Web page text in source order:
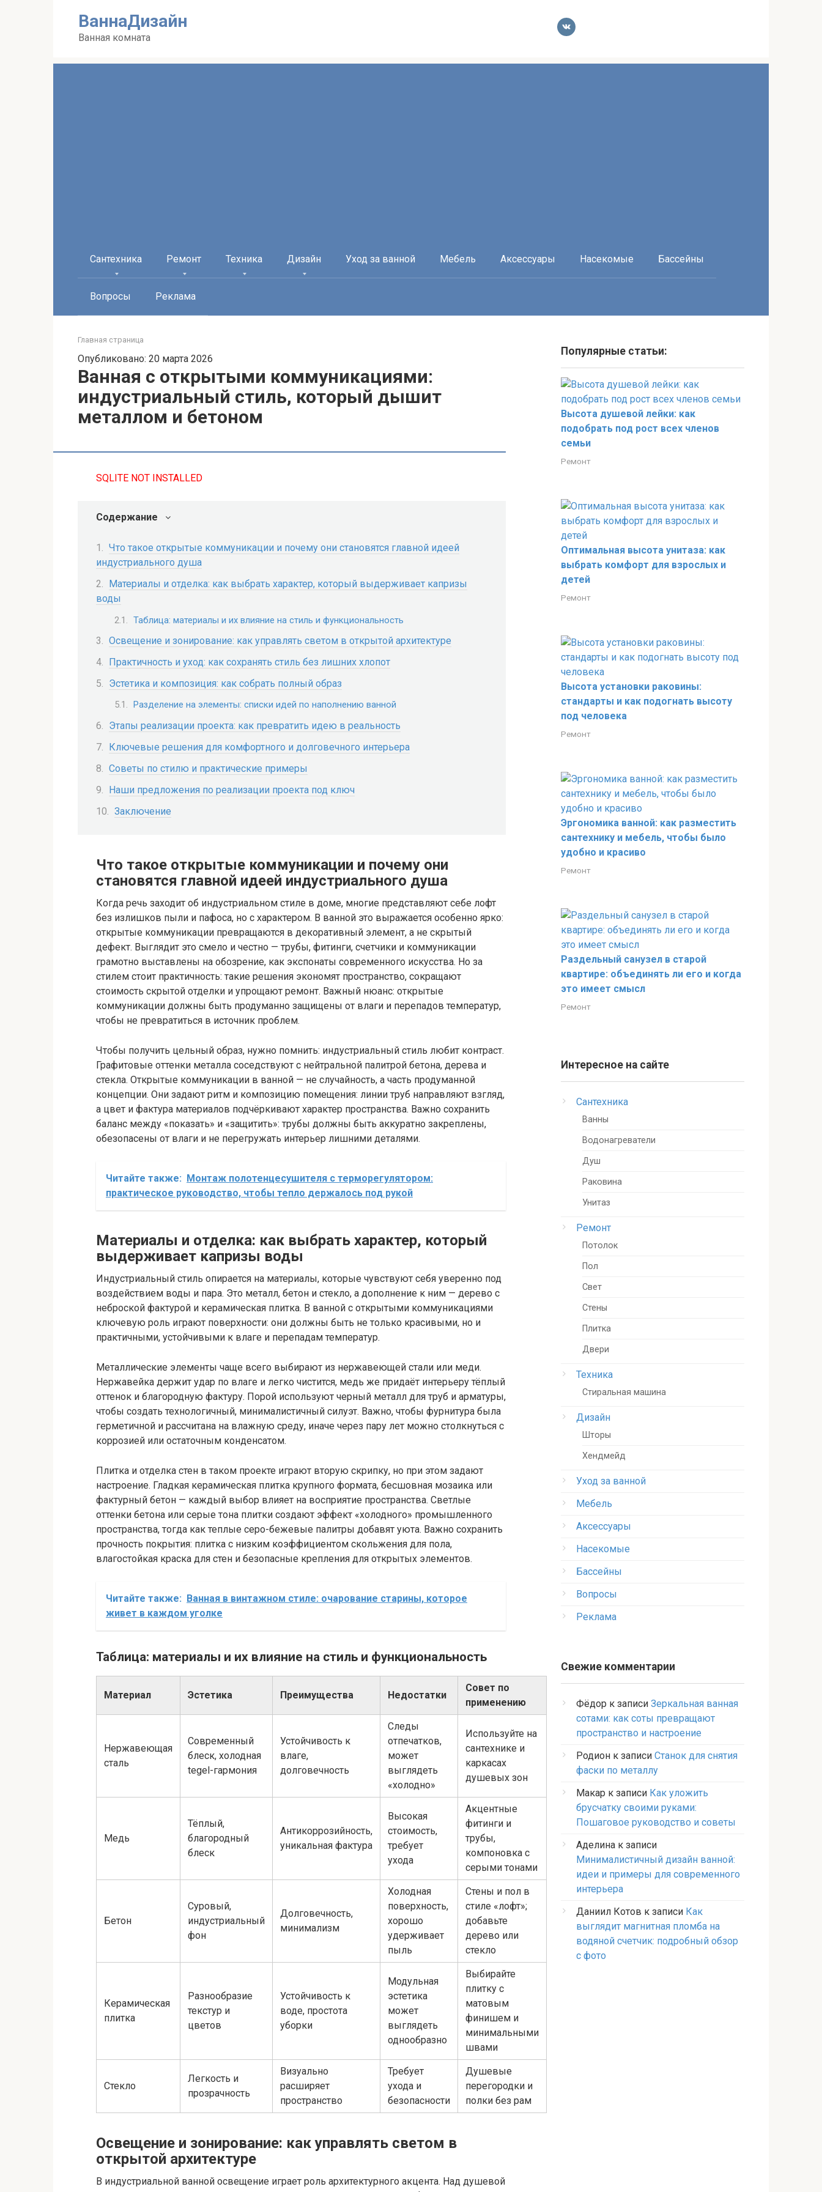
ВаннаДизайн
Ванная комната
Сантехника Ремонт Техника Дизайн Уход за ванной Мебель Аксессуары Насекомые Бассейны
Вопросы Реклама
Главная страница
Опубликовано: 20 марта 2026
Ванная с открытыми коммуникациями:
индустриальный стиль, который дышит
металлом и бетоном
SQLITE NOT INSTALLED
Содержание
Что такое открытые коммуникации и почему они становятся главной идеей
индустриального душа
Материалы и отделка: как выбрать характер, который выдерживает капризы
воды
Таблица: материалы и их влияние на стиль и функциональность
Освещение и зонирование: как управлять светом в открытой архитектуре
Практичность и уход: как сохранять стиль без лишних хлопот
Эстетика и композиция: как собрать полный образ
Разделение на элементы: списки идей по наполнению ванной
Этапы реализации проекта: как превратить идею в реальность
Ключевые решения для комфортного и долговечного интерьера
Советы по стилю и практические примеры
Наши предложения по реализации проекта под ключ
Заключение
Что такое открытые коммуникации и почему они
становятся главной идеей индустриального душа
Когда речь заходит об индустриальном стиле в доме, многие представляют себе лофт
без излишков пыли и пафоса, но с характером. В ванной это выражается особенно ярко:
открытые коммуникации превращаются в декоративный элемент, а не скрытый
дефект. Выглядит это смело и честно — трубы, фитинги, счетчики и коммуникации
грамотно выставлены на обозрение, как экспонаты современного искусства. Но за
стилем стоит практичность: такие решения экономят пространство, сокращают
стоимость скрытой отделки и упрощают ремонт. Важный нюанс: открытые
коммуникации должны быть продуманно защищены от влаги и перепадов температур,
чтобы не превратиться в источник проблем.
Чтобы получить цельный образ, нужно помнить: индустриальный стиль любит контраст.
Графитовые оттенки металла соседствуют с нейтральной палитрой бетона, дерева и
стекла. Открытые коммуникации в ванной — не случайность, а часть продуманной
концепции. Они задают ритм и композицию помещения: линии труб направляют взгляд,
а цвет и фактура материалов подчёркивают характер пространства. Важно сохранить
баланс между «показать» и «защитить»: трубы должны быть аккуратно закреплены,
обезопасены от влаги и не перегружать интерьер лишними деталями.
Читайте также:
Монтаж полотенцесушителя с терморегулятором:
практическое руководство, чтобы тепло держалось под рукой
Материалы и отделка: как выбрать характер, который
выдерживает капризы воды
Индустриальный стиль опирается на материалы, которые чувствуют себя уверенно под
воздействием воды и пара. Это металл, бетон и стекло, а дополнение к ним — дерево с
неброской фактурой и керамическая плитка. В ванной с открытыми коммуникациями
ключевую роль играют поверхности: они должны быть не только красивыми, но и
практичными, устойчивыми к влаге и перепадам температур.
Металлические элементы чаще всего выбирают из нержавеющей стали или меди.
Нержавейка держит удар по влаге и легко чистится, медь же придаёт интерьеру тёплый
оттенок и благородную фактуру. Порой используют черный металл для труб и арматуры,
чтобы создать технологичный, минималистичный силуэт. Важно, чтобы фурнитура была
герметичной и рассчитана на влажную среду, иначе через пару лет можно столкнуться с
коррозией или остаточным конденсатом.
Плитка и отделка стен в таком проекте играют вторую скрипку, но при этом задают
настроение. Гладкая керамическая плитка крупного формата, бесшовная мозаика или
фактурный бетон — каждый выбор влияет на восприятие пространства. Светлые
оттенки бетона или серые тона плитки создают эффект «холодного» промышленного
пространства, тогда как теплые серо-бежевые палитры добавят уюта. Важно сохранить
прочность покрытия: плитка с низким коэффициентом скольжения для пола,
влагостойкая краска для стен и безопасные крепления для открытых элементов.
Читайте также:
Ванная в винтажном стиле: очарование старины, которое
живет в каждом уголке
Таблица: материалы и их влияние на стиль и функциональность
Материал Эстетика Преимущества Недостатки
Совет по
применению
Нержавеющая
сталь
Современный
блеск, холодная
tegel-гармония
Устойчивость к
влаге,
долговечность
Следы
отпечатков,
может
выглядеть
«холодно»
Используйте на
сантехнике и
каркасах
душевых зон
Медь
Тёплый,
благородный
блеск
Антикоррозийность,
уникальная фактура
Высокая
стоимость,
требует
ухода
Акцентные
фитинги и
трубы,
компоновка с
серыми тонами
Бетон
Суровый,
индустриальный
фон
Долговечность,
минимализм
Холодная
поверхность,
хорошо
удерживает
пыль
Стены и пол в
стиле «лофт»;
добавьте
дерево или
стекло
Керамическая
плитка
Разнообразие
текстур и
цветов
Устойчивость к
воде, простота
уборки
Модульная
эстетика
может
выглядеть
однообразно
Выбирайте
плитку с
матовым
финишем и
минимальными
швами
Стекло
Легкость и
прозрачность
Визуально
расширяет
пространство
Требует
ухода и
безопасности
Душевые
перегородки и
полки без рам
Освещение и зонирование: как управлять светом в
открытой архитектуре
В индустриальной ванной освещение играет роль архитектурного акцента. Над душевой
Популярные статьи:
Высота душевой лейки: как
подобрать под рост всех членов
семьи
Ремонт
Оптимальная высота унитаза: как
выбрать комфорт для взрослых и
детей
Ремонт
Высота установки раковины:
стандарты и как подогнать высоту
под человека
Ремонт
Эргономика ванной: как разместить
сантехнику и мебель, чтобы было
удобно и красиво
Ремонт
Раздельный санузел в старой
квартире: объединять ли его и когда
это имеет смысл
Ремонт
Интересное на сайте
Сантехника
Ванны
Водонагреватели
Душ
Раковина
Унитаз
Ремонт
Потолок
Пол
Свет
Стены
Плитка
Двери
Техника
Стиральная машина
Дизайн
Шторы
Хендмейд
Уход за ванной
Мебель
Аксессуары
Насекомые
Бассейны
Вопросы
Реклама
Свежие комментарии
Фёдор к записи Зеркальная ванная
сотами: как соты превращают
пространство и настроение
Родион к записи Станок для снятия
фаски по металлу
Макар к записи Как уложить
брусчатку своими руками:
Пошаговое руководство и советы
Аделина к записи
Минималистичный дизайн ванной:
идеи и примеры для современного
интерьера
Даниил Котов к записи Как
выглядит магнитная пломба на
водяной счетчик: подробный обзор
с фото